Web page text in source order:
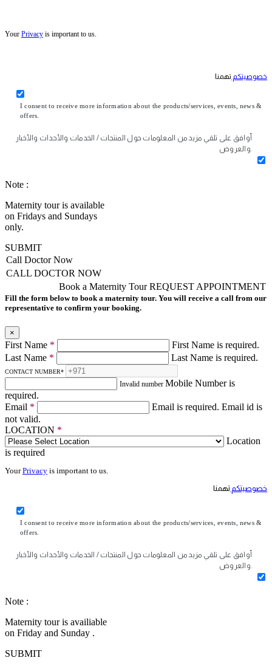
Your Privacy is important to us.
خصوصيتكم تهمنا
I consent to receive more information about the products/services, events, news &
offers.
أوافق على تلقي مزيد من المعلومات حول المنتجات / الخدمات والأحداث والأخبار
والعروض.
Note :
Maternity tour is available
on Fridays and Sundays
only.
SUBMIT
Call Doctor Now
CALL DOCTOR NOW
REQUEST APPOINTMENT
Book a Maternity Tour
Fill the form below to book a maternity tour. You will receive a call from our
representative to confirm your booking.
×
First Name *
First Name is required.
Last Name * Last Name is required.
CONTACT NUMBER*
Invalid number Mobile Number is
required.
Email * Email is required. Email id is
not valid.
LOCATION *
Location
is required
YourPrivacy is important to us.
خصوصيتكم تهمنا
I consent to receive more information about the products/services, events, news &
offers.
أوافق على تلقي مزيد من المعلومات حول المنتجات / الخدمات والأحداث والأخبار
والعروض.
Note :
Maternity tour is availiable
on Friday and Sunday .
SUBMIT